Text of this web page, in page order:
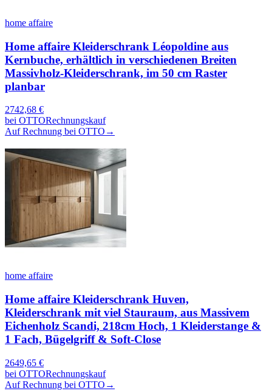
home affaire
Home affaire Kleiderschrank Léopoldine aus
Kernbuche, erhältlich in verschiedenen Breiten
Massivholz-Kleiderschrank, im 50 cm Raster
planbar
2742,68 €
bei OTTORechnungskauf
Auf Rechnung bei OTTO →
home affaire
Home affaire Kleiderschrank Huven,
Kleiderschrank mit viel Stauraum, aus Massivem
Eichenholz Scandi, 218cm Hoch, 1 Kleiderstange &
1 Fach, Bügelgriff & Soft-Close
2649,65 €
bei OTTORechnungskauf
Auf Rechnung bei OTTO →